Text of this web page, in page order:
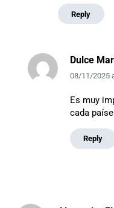
Reply
Dulce
08/11/2025
Es muy
cada
Reply